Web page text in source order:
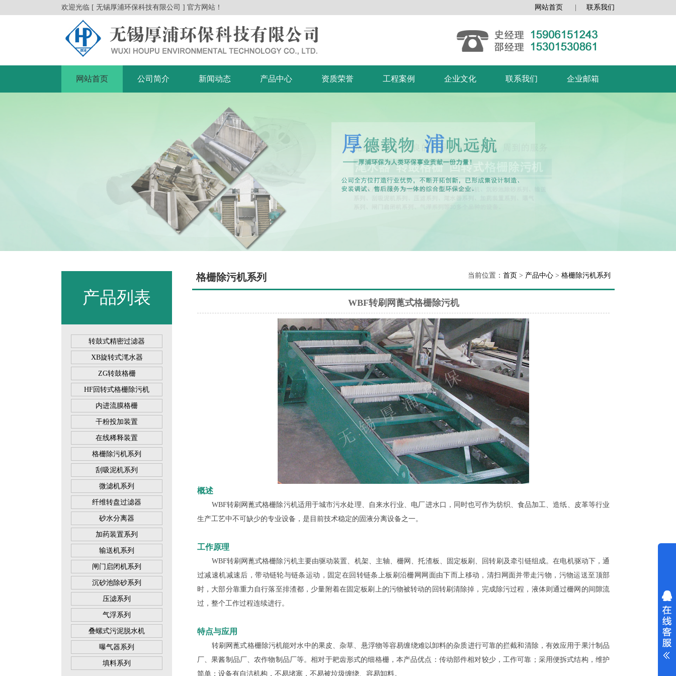
欢迎光临 [ 无锡厚浦环保科技有限公司 ] 官方网站！ 网站首页 联系我们
网站首页 公司简介 新闻动态 产品中心 资质荣誉 工程案例 企业文化 联系我们 企业邮箱
产品列表
转鼓式精密过滤器
XB旋转式滗水器
ZG转鼓格栅
HF回转式格栅除污机
内进流膜格栅
干粉投加装置
在线稀释装置
格栅除污机系列
刮吸泥机系列
微滤机系列
纤维转盘过滤器
砂水分离器
加药装置系列
输送机系列
闸门启闭机系列
沉砂池除砂系列
压滤系列
气浮系列
叠螺式污泥脱水机
曝气器系列
填料系列
格栅除污机系列 当前位置： 首页 > 产品中心 > 格栅除污机系列
WBF转刷网蓖式格栅除污机
概述
WBF转刷网蓖式格栅除污机适用于城市污水处理、自来水行业、电厂进水口，同时也可作为纺织、食品加工、造纸、皮革等行业
生产工艺中不可缺少的专业设备，是目前技术稳定的固液分离设备之一。
工作原理
WBF转刷网蓖式格栅除污机主要由驱动装置、机架、主轴、栅网、托渣板、固定板刷、回转刷及牵引链组成。在电机驱动下，通
过减速机减速后，带动链轮与链条运动，固定在回转链条上板刷沿栅网网面由下而上移动，清扫网面并带走污物，污物运送至顶部
时，大部分靠重力自行落至排渣都，少量附着在固定板刷上的污物被转动的回转刷清除掉，完成除污过程，液体则通过栅网的间隙流
过，整个工作过程连续进行。
特点与应用
转刷网蓖式格栅除污机能对水中的果皮、杂草、悬浮物等容易缠绕难以卸料的杂质进行可靠的拦截和清除，有效应用于果汁制品
厂、果酱制品厂、农作物制品厂等。相对于耙齿形式的细格栅，本产品优点：传动部件相对较少，工作可靠；采用便拆式结构，维护
简单；设备有自洁机构，不易堵塞，不易被垃圾缠绕、容易卸料。